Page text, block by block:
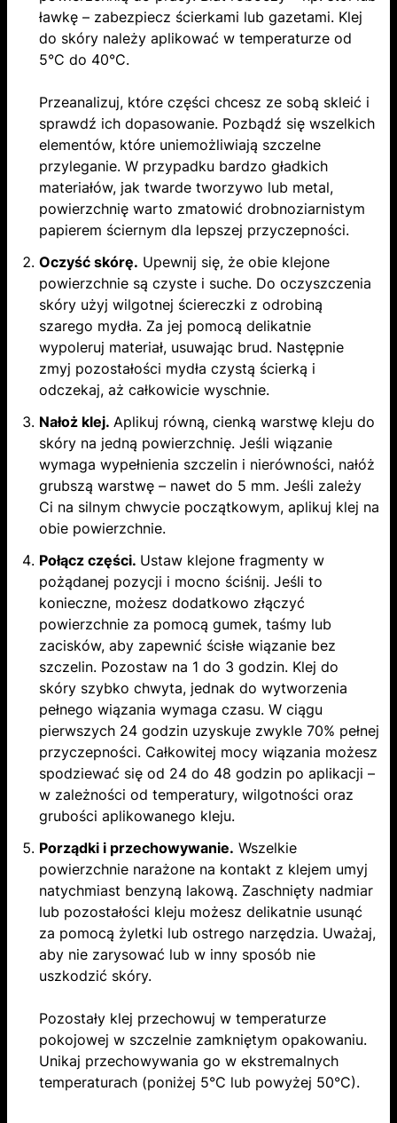
ławkę – zabezpiecz ścierkami lub gazetami. Klej
do skóry należy aplikować w temperaturze od
5°C do 40°C.
Przeanalizuj, które części chcesz ze sobą skleić i
sprawdź ich dopasowanie. Pozbądź się wszelkich
elementów, które uniemożliwiają szczelne
przyleganie. W przypadku bardzo gładkich
materiałów, jak twarde tworzywo lub metal,
powierzchnię warto zmatowić drobnoziarnistym
papierem ściernym dla lepszej przyczepności.
Oczyść skórę. Upewnij się, że obie klejone
powierzchnie są czyste i suche. Do oczyszczenia
skóry użyj wilgotnej ściereczki z odrobiną
szarego mydła. Za jej pomocą delikatnie
wypoleruj materiał, usuwając brud. Następnie
zmyj pozostałości mydła czystą ścierką i
odczekaj, aż całkowicie wyschnie.
Nałoż klej. Aplikuj równą, cienką warstwę kleju do
skóry na jedną powierzchnię. Jeśli wiązanie
wymaga wypełnienia szczelin i nierówności, nałóż
grubszą warstwę – nawet do 5 mm. Jeśli zależy
Ci na silnym chwycie początkowym, aplikuj klej na
obie powierzchnie.
Połącz części. Ustaw klejone fragmenty w
pożądanej pozycji i mocno ściśnij. Jeśli to
konieczne, możesz dodatkowo złączyć
powierzchnie za pomocą gumek, taśmy lub
zacisków, aby zapewnić ścisłe wiązanie bez
szczelin. Pozostaw na 1 do 3 godzin. Klej do
skóry szybko chwyta, jednak do wytworzenia
pełnego wiązania wymaga czasu. W ciągu
pierwszych 24 godzin uzyskuje zwykle 70% pełnej
przyczepności. Całkowitej mocy wiązania możesz
spodziewać się od 24 do 48 godzin po aplikacji –
w zależności od temperatury, wilgotności oraz
grubości aplikowanego kleju.
Porządki i przechowywanie. Wszelkie
powierzchnie narażone na kontakt z klejem umyj
natychmiast benzyną lakową. Zaschnięty nadmiar
lub pozostałości kleju możesz delikatnie usunąć
za pomocą żyletki lub ostrego narzędzia. Uważaj,
aby nie zarysować lub w inny sposób nie
uszkodzić skóry.
Pozostały klej przechowuj w temperaturze
pokojowej w szczelnie zamkniętym opakowaniu.
Unikaj przechowywania go w ekstremalnych
temperaturach (poniżej 5°C lub powyżej 50°C).